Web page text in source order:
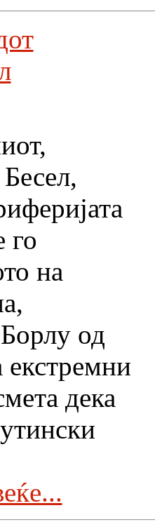
го
на
од
екстремни
дека